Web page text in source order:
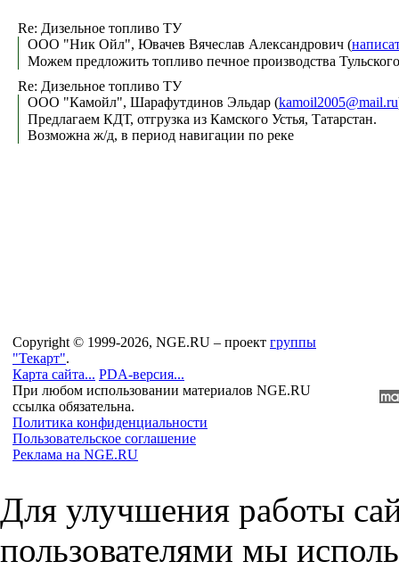
Re: Дизельное топливо ТУ
ООО "Ник Ойл", Ювачев Вячеслав Александрович (
Можем предложить топливо печное производства
Re: Дизельное топливо ТУ
ООО "Камойл", Шарафутдинов Эльдар (kamoil2005@mail.ru
Предлагаем КДТ, отгрузка из Камского Устья, Татарстан.
Возможна ж/д, в период навигации по реке
Copyright © 1999-2026, NGE.RU – проект группы
"Текарт".
Карта сайта... PDA-версия...
При любом использовании материалов NGE.RU
ссылка обязательна.
Политика конфиденциальности
Пользовательское соглашение
Реклама на NGE.RU
Для улучшения работы
пользователями мы